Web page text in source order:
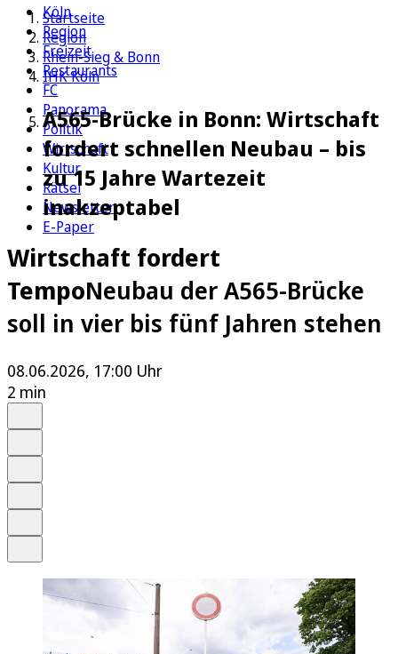
Köln
Region
Freizeit
Restaurants
FC
Panorama
Politik
Wirtschaft
Kultur
Rätsel
Newsletter
E-Paper
Startseite
Region
Rhein-Sieg & Bonn
IHK Köln
A565-Brücke in Bonn: Wirtschaft
fordert schnellen Neubau – bis
zu 15 Jahre Wartezeit
inakzeptabel
Wirtschaft fordert
TempoNeubau der A565-Brücke
soll in vier bis fünf Jahren stehen
08.06.2026, 17:00 Uhr
2 min